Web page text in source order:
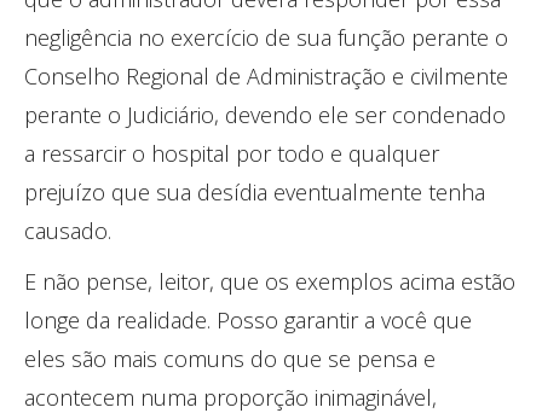
negligência no exercício de sua função perante o
Conselho Regional de Administração e civilmente
perante o Judiciário, devendo ele ser condenado
a ressarcir o hospital por todo e qualquer
prejuízo que sua desídia eventualmente tenha
causado.
E não pense, leitor, que os exemplos acima estão
longe da realidade. Posso garantir a você que
eles são mais comuns do que se pensa e
acontecem numa proporção inimaginável,